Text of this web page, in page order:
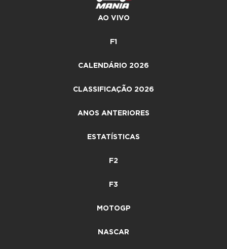
AO VIVO
F1
CALENDÁRIO 2026
CLASSIFICAÇÃO 2026
ANOS ANTERIORES
ESTATÍSTICAS
F2
F3
MOTOGP
NASCAR